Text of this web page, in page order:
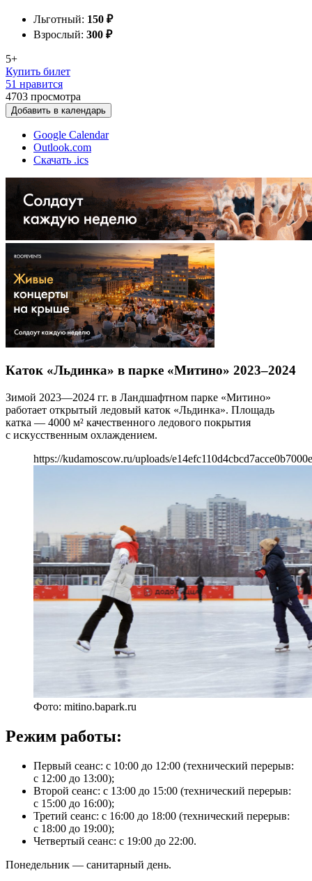
Льготный: 150 ₽
Взрослый: 300 ₽
5+
Купить билет
51 нравится
4703 просмотра
Добавить в календарь
Google Calendar
Outlook.com
Скачать .ics
Каток «Льдинка» в парке «Митино» 2023–2024
Зимой 2023—2024 гг. в Ландшафтном парке «Митино»
работает открытый ледовый каток «Льдинка». Площадь
катка — 4000 м² качественного ледового покрытия
с искусственным охлаждением.
https://kudamoscow.ru/uploads/
Фото: mitino.bapark.ru
Режим работы:
Первый сеанс: с 10:00 до 12:00 (технический перерыв:
с 12:00 до 13:00);
Второй сеанс: с 13:00 до 15:00 (технический перерыв:
с 15:00 до 16:00);
Третий сеанс: с 16:00 до 18:00 (технический перерыв:
с 18:00 до 19:00);
Четвертый сеанс: с 19:00 до 22:00.
Понедельник — санитарный день.